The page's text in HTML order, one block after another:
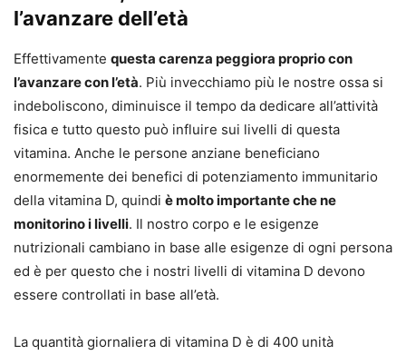
l’avanzare dell’età
Effettivamente questa carenza peggiora proprio con
l’avanzare con l’età. Più invecchiamo più le nostre ossa si
indeboliscono, diminuisce il tempo da dedicare all’attività
fisica e tutto questo può influire sui livelli di questa
vitamina. Anche le persone anziane beneficiano
enormemente dei benefici di potenziamento immunitario
della vitamina D, quindi è molto importante che ne
monitorino i livelli. Il nostro corpo e le esigenze
nutrizionali cambiano in base alle esigenze di ogni persona
ed è per questo che i nostri livelli di vitamina D devono
essere controllati in base all’età.
La quantità giornaliera di vitamina D è di 400 unità